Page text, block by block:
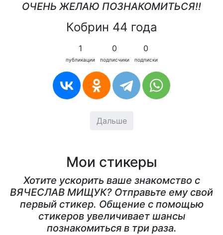
ОЧЕНЬ ЖЕЛАЮ ПОЗНАКОМИТЬСЯ!!
Кобрин 44 года
1
публикации
0
подписчики
0
подписки
Дальше
Мои стикеры
Хотите ускорить ваше знакомство с
ВЯЧЕСЛАВ МИЩУК? Отправьте ему свой
первый стикер. Общение с помощью
стикеров увеличивает шансы
познакомиться в три раза.